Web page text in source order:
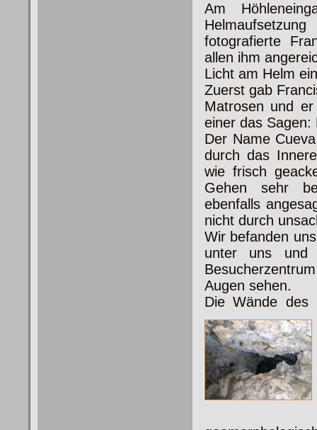
Am
fotografierte
allen ihm
Licht am Helm
Zuerst gab
Matrosen und
einer das Sagen:
Der Name
durch das
wie frisch
Gehen sehr
ebenfalls
nicht durch
Wir befanden
unter uns und
Augen sehen.
Die Wände des